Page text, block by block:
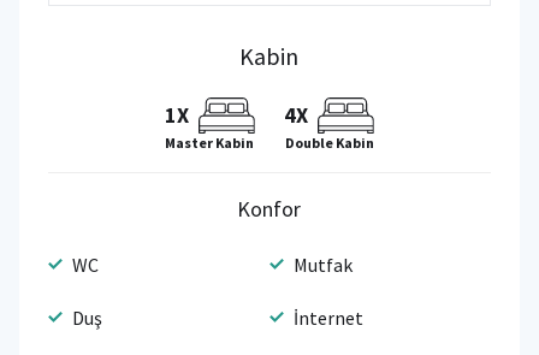
Kabin
1X
Master Kabin
4X
Double Kabin
Konfor
WC Mutfak
Duş İnternet